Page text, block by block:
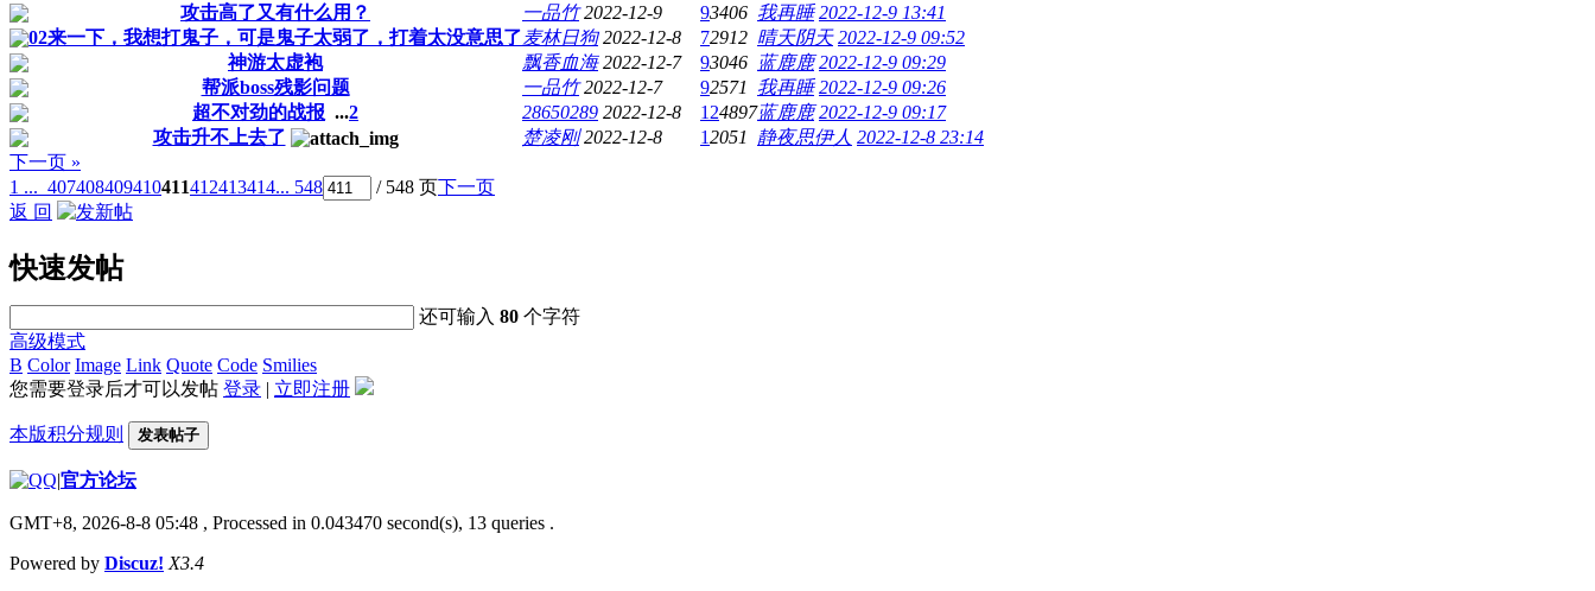
攻击高了又有什么用？
一品竹 2022-12-9 93406 我再睡 2022-12-9 13:41
02来一下，我想打鬼子，可是鬼子太弱了，打着太没意思了麦林日狗 2022-12-8 72912 晴天阴天 2022-12-9 09:52
神游太虚袍
飘香血海 2022-12-7 93046 蓝鹿鹿 2022-12-9 09:29
帮派boss残影问题
一品竹 2022-12-7 92571 我再睡 2022-12-9 09:26
超不对劲的战报 ...2 28650289 2022-12-8 124897蓝鹿鹿 2022-12-9 09:17
攻击升不上去了
楚凌刚 2022-12-8 12051 静夜思伊人 2022-12-8 23:14
下一页 »
1 ... 407408409410411412413414... 548 / 548 页下一页
返 回
快速发帖
还可输入80 个字符
高级模式
B Color Image Link Quote Code Smilies
您需要登录后才可以发帖 登录 | 立即注册
本版积分规则 发表帖子
|官方论坛
GMT+8, 2026-8-8 05:48 , Processed in 0.043470 second(s), 13 queries .
Powered by Discuz! X3.4